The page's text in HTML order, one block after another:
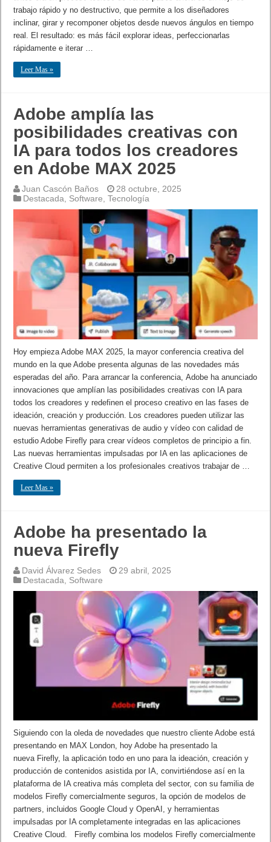
trabajo rápido y no destructivo, que permite a los diseñadores
inclinar, girar y recomponer objetos desde nuevos ángulos en tiempo
real. El resultado: es más fácil explorar ideas, perfeccionarlas
rápidamente e iterar …
Leer Mas »
Adobe amplía las
posibilidades creativas con
IA para todos los creadores
en Adobe MAX 2025
Juan Cascón Baños
28 octubre, 2025
Destacada
Software ,Tecnología
Hoy empieza Adobe MAX 2025, la mayor conferencia creativa del
mundo en la que Adobe presenta algunas de las novedades más
esperadas del año. Para arrancar la conferencia, Adobe ha anunciado
innovaciones que amplían las posibilidades creativas con IA para
todos los creadores y redefinen el proceso creativo en las fases de
ideación, creación y producción. Los creadores pueden utilizar las
nuevas herramientas generativas de audio y vídeo con calidad de
estudio Adobe Firefly para crear vídeos completos de principio a fin.
Las nuevas herramientas impulsadas por IA en las aplicaciones de
Creative Cloud permiten a los profesionales creativos trabajar de …
Leer Mas »
Adobe ha presentado la
nueva Firefly
David Álvarez Sedes
29 abril, 2025
Destacada
Software
Siguiendo con la oleda de novedades que nuestro cliente Adobe está
presentando en MAX London, hoy Adobe ha presentado la
nueva Firefly, la aplicación todo en uno para la ideación, creación y
producción de contenidos asistida por IA, convirtiéndose así en la
plataforma de IA creativa más completa del sector, con su familia de
modelos Firefly comercialmente seguros, la opción de modelos de
partners, incluidos Google Cloud y OpenAI, y herramientas
impulsadas por IA completamente integradas en las aplicaciones
Creative Cloud. Firefly combina los modelos Firefly comercialmente